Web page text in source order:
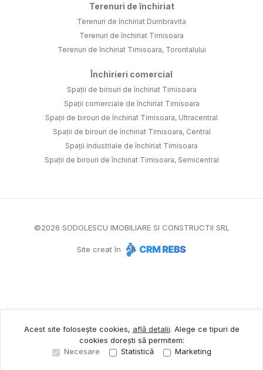
Terenuri de închiriat
Terenuri de închiriat Dumbravita
Terenuri de închiriat Timisoara
Terenuri de închiriat Timisoara, Torontalului
Închirieri comercial
Spații de birouri de închiriat Timisoara
Spații comerciale de închiriat Timisoara
Spații de birouri de închiriat Timisoara, Ultracentral
Spații de birouri de închiriat Timisoara, Central
Spații industriale de închiriat Timisoara
Spații de birouri de închiriat Timisoara, Semicentral
©2026 SODOLESCU IMOBILIARE SI CONSTRUCTII SRL
Site creat în
Acest site folosește cookies, află detalii. Alege ce tipuri de
cookies dorești să permitem:
Necesare
Statistică Marketing